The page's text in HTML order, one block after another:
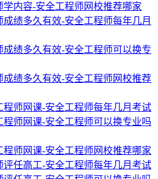
学内容-安全工程师网校推荐哪家
绩多久有效-安全工程师每年几月
成绩多久有效-安全工程师可以换专
成绩多久有效-安全工程师网校推荐
师网课-安全工程师每年几月考试
师网课-安全工程师可以换专业吗
师网课-安全工程师网校推荐哪家
评任高工-安全工程师每年几月考试